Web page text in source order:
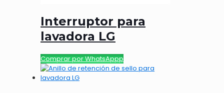
Interruptor para
lavadora LG
Comprar por WhatsAppp